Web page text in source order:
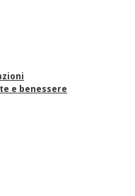
e benessere